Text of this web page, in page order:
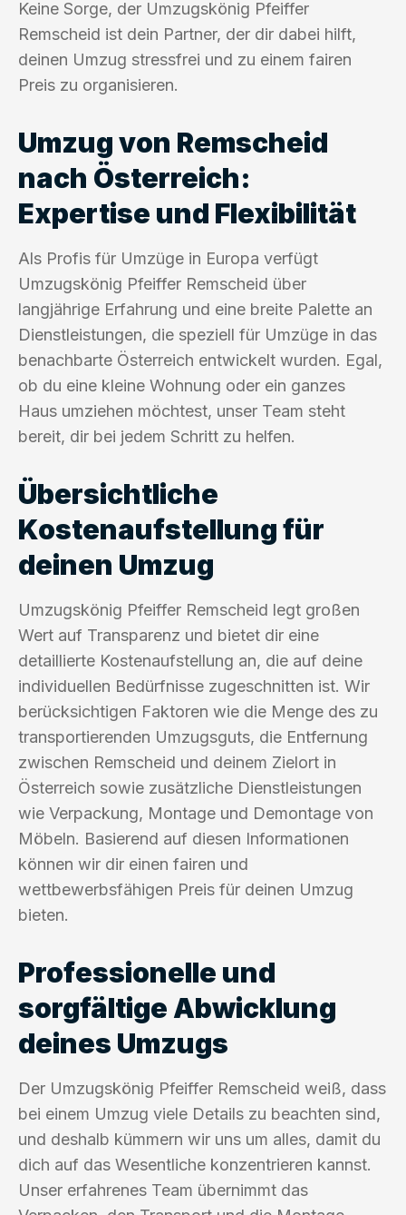
Keine Sorge, der Umzugskönig Pfeiffer
Remscheid ist dein Partner, der dir dabei hilft,
deinen Umzug stressfrei und zu einem fairen
Preis zu organisieren.
Umzug von Remscheid
nach Österreich:
Expertise und Flexibilität
Als Profis für Umzüge in Europa verfügt
Umzugskönig Pfeiffer Remscheid über
langjährige Erfahrung und eine breite Palette an
Dienstleistungen, die speziell für Umzüge in das
benachbarte Österreich entwickelt wurden. Egal,
ob du eine kleine Wohnung oder ein ganzes
Haus umziehen möchtest, unser Team steht
bereit, dir bei jedem Schritt zu helfen.
Übersichtliche
Kostenaufstellung für
deinen Umzug
Umzugskönig Pfeiffer Remscheid legt großen
Wert auf Transparenz und bietet dir eine
detaillierte Kostenaufstellung an, die auf deine
individuellen Bedürfnisse zugeschnitten ist. Wir
berücksichtigen Faktoren wie die Menge des zu
transportierenden Umzugsguts, die Entfernung
zwischen Remscheid und deinem Zielort in
Österreich sowie zusätzliche Dienstleistungen
wie Verpackung, Montage und Demontage von
Möbeln. Basierend auf diesen Informationen
können wir dir einen fairen und
wettbewerbsfähigen Preis für deinen Umzug
bieten.
Professionelle und
sorgfältige Abwicklung
deines Umzugs
Der Umzugskönig Pfeiffer Remscheid weiß, dass
bei einem Umzug viele Details zu beachten sind,
und deshalb kümmern wir uns um alles, damit du
dich auf das Wesentliche konzentrieren kannst.
Unser erfahrenes Team übernimmt das